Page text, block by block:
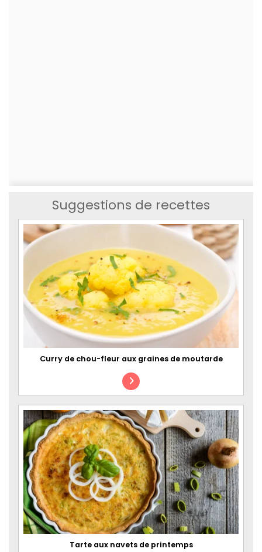
Suggestions de recettes
Curry de chou-fleur aux graines de moutarde
Tarte aux navets de printemps